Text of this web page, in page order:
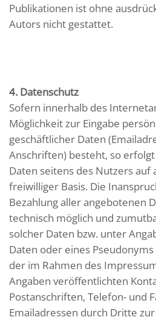
Publikationen ist ohne
Autors nicht gestattet.
4. Datenschutz
Sofern innerhalb des
Möglichkeit zur Eingabe
geschäftlicher Daten
Anschriften) besteht, so
Daten seitens des Nutzers auf
freiwilliger Basis. Die
Bezahlung aller angebotenen
technisch möglich und
solcher Daten bzw. unter
Daten oder eines
der im Rahmen des
Angaben veröffentlichten
Postanschriften, Telefon- und
Emailadressen durch Dritte